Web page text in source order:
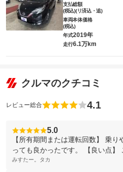
支払総額
(税込)(リ済込・追)
車両本体価格
(税込)
年式2019年
走行6.1万km
クルマのクチコミ
レビュー総合 4.1
5.0
【所有期間または運転回数】 乗
っても良かったです。 【良い点】
みすたー。タカ